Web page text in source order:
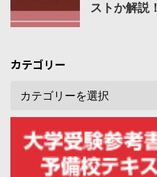
ストか解説！
カテゴリー